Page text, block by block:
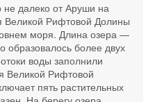
далеко от Аруши на
Великой Рифтовой Долины
моря. Длина озера —
более двух
воды заполнили
Великой Рифтовой
пять растительных